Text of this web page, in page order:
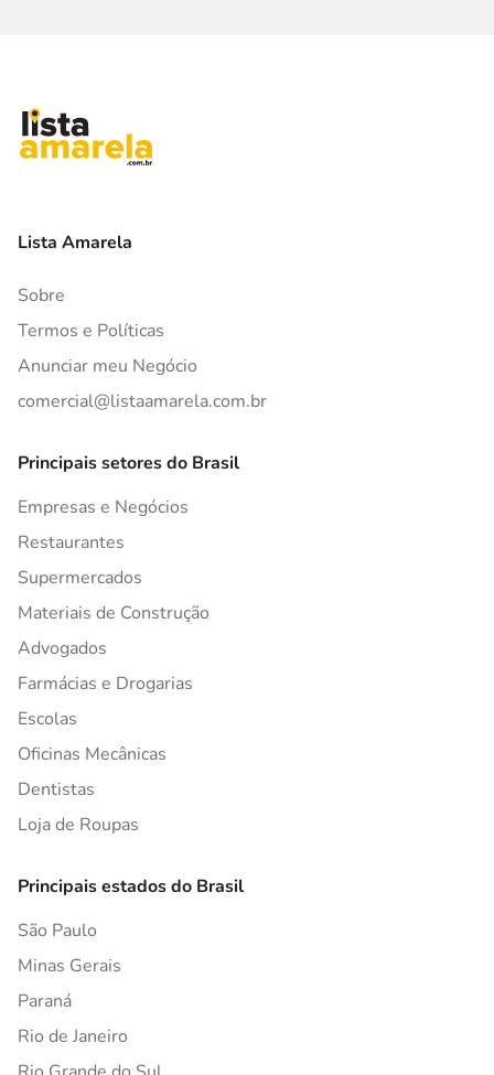
Lista Amarela
Sobre
Termos e Políticas
Anunciar meu Negócio
comercial@listaamarela.com.br
Principais setores do Brasil
Empresas e Negócios
Restaurantes
Supermercados
Materiais de Construção
Advogados
Farmácias e Drogarias
Escolas
Oficinas Mecânicas
Dentistas
Loja de Roupas
Principais estados do Brasil
São Paulo
Minas Gerais
Paraná
Rio de Janeiro